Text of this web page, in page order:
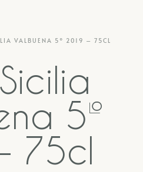
VALBUENA 5º 2019 – 75CL
5º
75cl